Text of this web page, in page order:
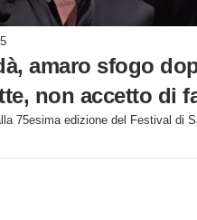
amaro sfogo
non accetto di
75esima edizione del Festival di